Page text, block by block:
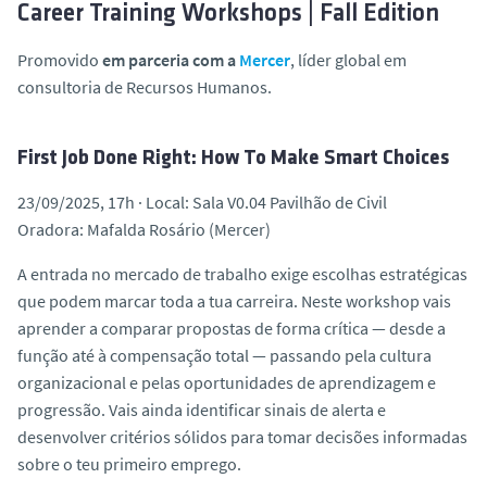
Career Training Workshops | Fall Edition
Promovido em parceria com a Mercer, líder global em
consultoria de Recursos Humanos.
First Job Done Right: How To Make Smart Choices
23/09/2025, 17h · Local: Sala V0.04 Pavilhão de Civil
Oradora: Mafalda Rosário (Mercer)
A entrada no mercado de trabalho exige escolhas estratégicas
que podem marcar toda a tua carreira. Neste workshop vais
aprender a comparar propostas de forma crítica — desde a
função até à compensação total — passando pela cultura
organizacional e pelas oportunidades de aprendizagem e
progressão. Vais ainda identificar sinais de alerta e
desenvolver critérios sólidos para tomar decisões informadas
sobre o teu primeiro emprego.